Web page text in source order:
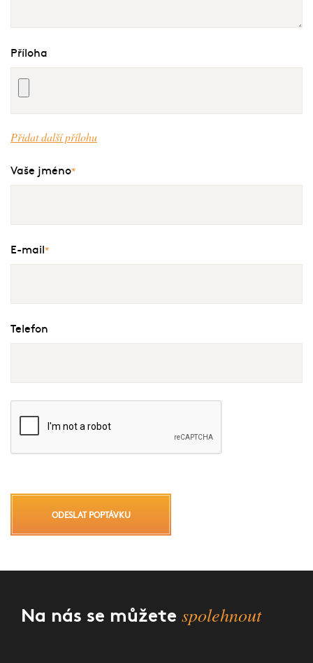
Příloha
Přidat další přílohu
Vaše jméno*
E-mail *
Telefon
ODESLAT POPTÁVKU
Na nás se můžete spolehnout